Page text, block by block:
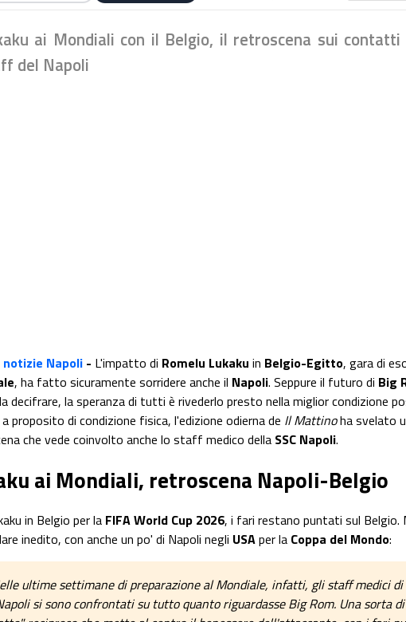
ai Mondiali con il Belgio, il retroscena sui contatti
del Napoli
Napoli - L'impatto di Romelu Lukaku in Belgio-Egitto, gara di
, ha fatto sicuramente sorridere anche il Napoli. Seppure il futuro di Big
decifrare, la speranza di tutti è rivederlo presto nella miglior condizione
proposito di condizione fisica, l'edizione odierna de Il Mattinoha svelato
che vede coinvolto anche lo staff medico della SSC Napoli.
ai Mondiali, retroscena Napoli-Belgio
in Belgio per la FIFA World Cup 2026, i fari restano puntati sul Belgio.
inedito, con anche un po' di Napoli negli USAper la Coppa del Mondo:
ultime settimane di preparazione al Mondiale, infatti, gli staff medici di
si sono confrontati su tutto quanto riguardasse Big Rom. Una sorta di